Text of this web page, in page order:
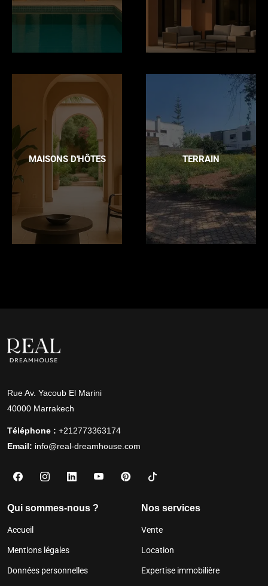
MAISONS D'HÔTES TERRAIN
Rue Av. Yacoub El Marini
40000 Marrakech
Téléphone : +212773363174
Email: info@real-dreamhouse.com
Qui sommes-nous ?
Accueil
Mentions légales
Données personnelles
Nos services
Vente
Location
Expertise immobilière